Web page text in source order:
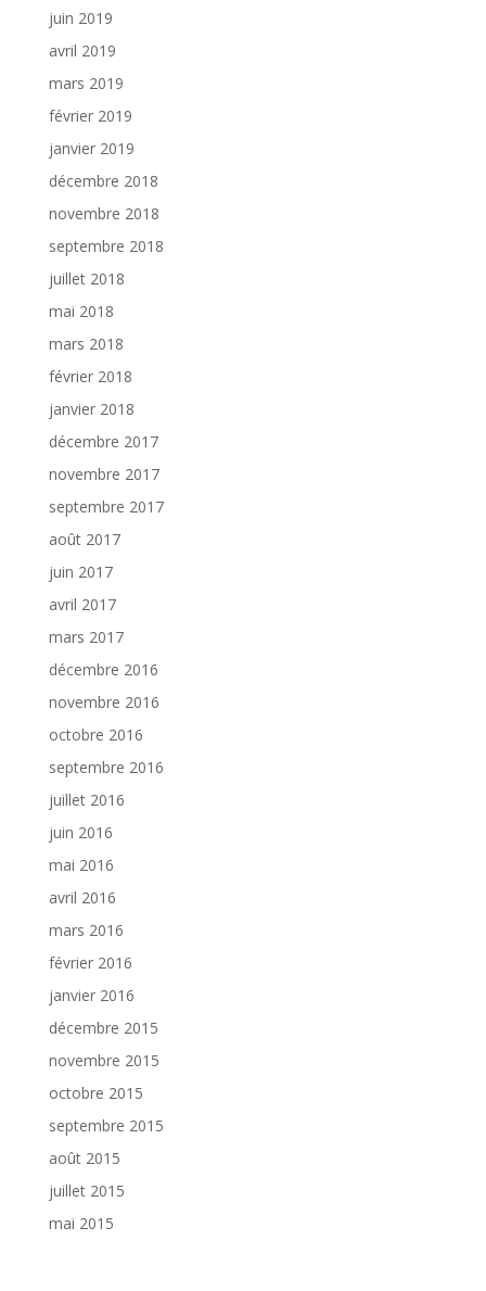
juin 2019
avril 2019
mars 2019
février 2019
janvier 2019
décembre 2018
novembre 2018
septembre 2018
juillet 2018
mai 2018
mars 2018
février 2018
janvier 2018
décembre 2017
novembre 2017
septembre 2017
août 2017
juin 2017
avril 2017
mars 2017
décembre 2016
novembre 2016
octobre 2016
septembre 2016
juillet 2016
juin 2016
mai 2016
avril 2016
mars 2016
février 2016
janvier 2016
décembre 2015
novembre 2015
octobre 2015
septembre 2015
août 2015
juillet 2015
mai 2015